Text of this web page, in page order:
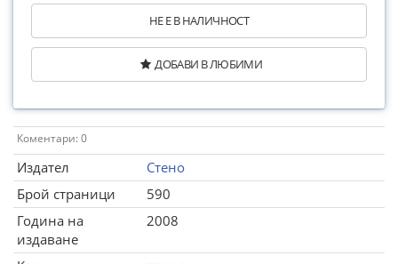
НЕ Е В НАЛИЧНОСТ
ДОБАВИ В ЛЮБИМИ
Коментари: 0
Издател
Стено
Брой страници
590
Година на
издаване
2008